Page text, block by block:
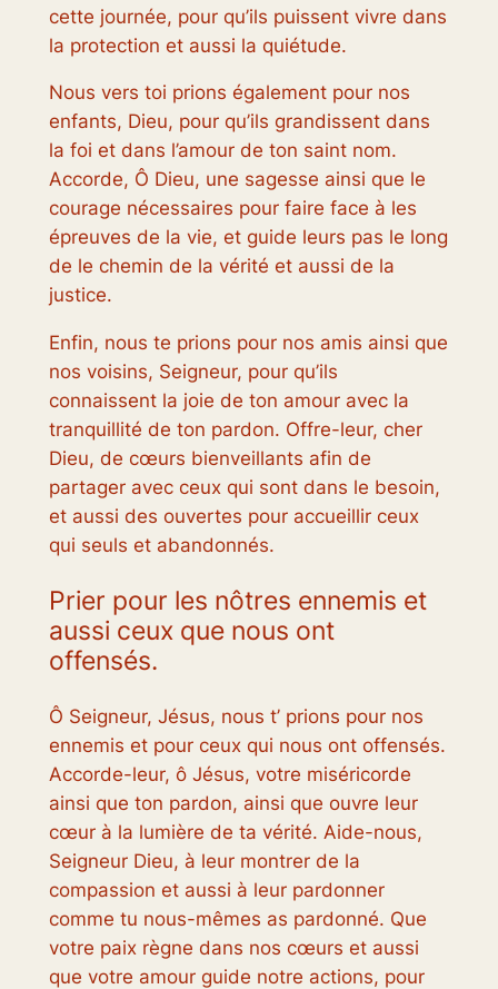
cette journée, pour qu’ils puissent vivre dans
la protection et aussi la quiétude.
Nous vers toi prions également pour nos
enfants, Dieu, pour qu’ils grandissent dans
la foi et dans l’amour de ton saint nom.
Accorde, Ô Dieu, une sagesse ainsi que le
courage nécessaires pour faire face à les
épreuves de la vie, et guide leurs pas le long
de le chemin de la vérité et aussi de la
justice.
Enfin, nous te prions pour nos amis ainsi que
nos voisins, Seigneur, pour qu’ils
connaissent la joie de ton amour avec la
tranquillité de ton pardon. Offre-leur, cher
Dieu, de cœurs bienveillants afin de
partager avec ceux qui sont dans le besoin,
et aussi des ouvertes pour accueillir ceux
qui seuls et abandonnés.
Prier pour les nôtres ennemis et
aussi ceux que nous ont
offensés.
Ô Seigneur, Jésus, nous t’ prions pour nos
ennemis et pour ceux qui nous ont offensés.
Accorde-leur, ô Jésus, votre miséricorde
ainsi que ton pardon, ainsi que ouvre leur
cœur à la lumière de ta vérité. Aide-nous,
Seigneur Dieu, à leur montrer de la
compassion et aussi à leur pardonner
comme tu nous-mêmes as pardonné. Que
votre paix règne dans nos cœurs et aussi
que votre amour guide notre actions, pour